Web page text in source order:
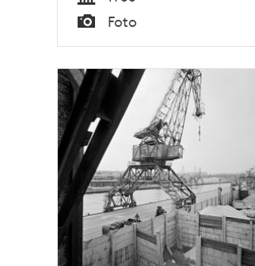
Tid
Typ
Foto